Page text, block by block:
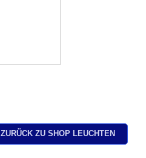
ZURÜCK ZU SHOP LEUCHTEN